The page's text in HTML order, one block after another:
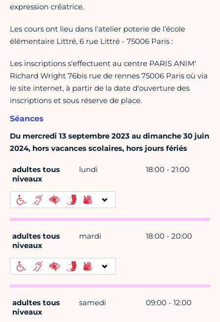
expression créatrice.
Les cours ont lieu dans l'atelier poterie de l’école
élémentaire Littré, 6 rue Littré - 75006 Paris :
Les inscriptions s'effectuent au centre PARIS ANIM'
Richard Wright 76bis rue de rennes 75006 Paris où via
le site internet, à partir de la date d'ouverture des
inscriptions et sous réserve de place.
Séances
Du mercredi 13 septembre 2023 au dimanche 30 juin
2024, hors vacances scolaires, hors jours fériés
adultes tous
niveaux
lundi 18:00 - 21:00
adultes tous
niveaux
mardi 18:00 - 20:00
adultes tous
niveaux
samedi 09:00 - 12:00